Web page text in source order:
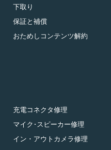
下取り
保証と補償
おためしコンテンツ解約
充電コネクタ修理
マイク･スピーカー修理
イン・アウトカメラ修理